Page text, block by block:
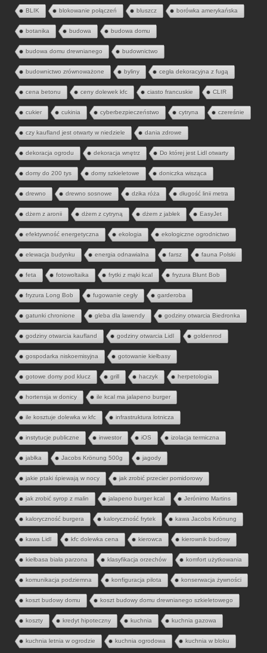
BLIK blokowanie połączeń bluszcz borówka amerykańska
botanika budowa budowa domu
budowa domu drewnianego budownictwo
budownictwo zrównoważone byliny cegła dekoracyjna z fugą
cena betonu ceny dolewek kfc ciasto francuskie CLIR
cukier cukinia cyberbezpieczeństwo cytryna czereśnie
czy kaufland jest otwarty w niedziele dania zdrowe
dekoracja ogrodu dekoracja wnętrz Do której jest Lidl otwarty
domy do 200 tys domy szkieletowe doniczka wisząca
drewno drewno sosnowe dzika róża długość linii metra
dżem z aronii dżem z cytryną dżem z jabłek EasyJet
efektywność energetyczna ekologia ekologiczne ogrodnictwo
elewacja budynku energia odnawialna farsz fauna Polski
feta fotowoltaika frytki z mąki kcal fryzura Blunt Bob
fryzura Long Bob fugowanie cegły garderoba
gatunki chronione gleba dla lawendy godziny otwarcia Biedronka
godziny otwarcia kaufland godziny otwarcia Lidl goldenrod
gospodarka niskoemisyjna gotowanie kiełbasy
gotowe domy pod klucz grill haczyk herpetologia
hortensja w donicy ile kcal ma jalapeno burger
ile kosztuje dolewka w kfc infrastruktura lotnicza
instytucje publiczne inwestor iOS izolacja termiczna
jabłka Jacobs Krönung 500g jagody
jakie ptaki śpiewają w nocy jak zrobić przecier pomidorowy
jak zrobić syrop z malin jalapeno burger kcal Jerónimo Martins
kaloryczność burgera kaloryczność frytek kawa Jacobs Krönung
kawa Lidl kfc dolewka cena kierowca kierownik budowy
kiełbasa biała parzona klasyfikacja orzechów komfort użytkowania
komunikacja podziemna konfiguracja pilota konserwacja żywności
koszt budowy domu koszt budowy domu drewnianego szkieletowego
koszty kredyt hipoteczny kuchnia kuchnia gazowa
kuchnia letnia w ogrodzie kuchnia ogrodowa kuchnia w bloku